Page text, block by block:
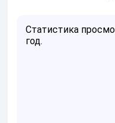
Статистика
год.